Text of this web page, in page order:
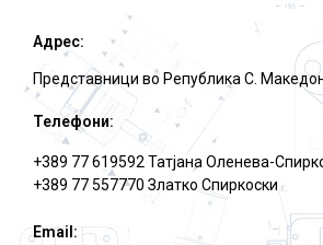
Адрес:
Представници во Република С.
Телефони:
+389 77 619592 Татjана Оленева-
+389 77 557770 Златко Спиркоски
Email: